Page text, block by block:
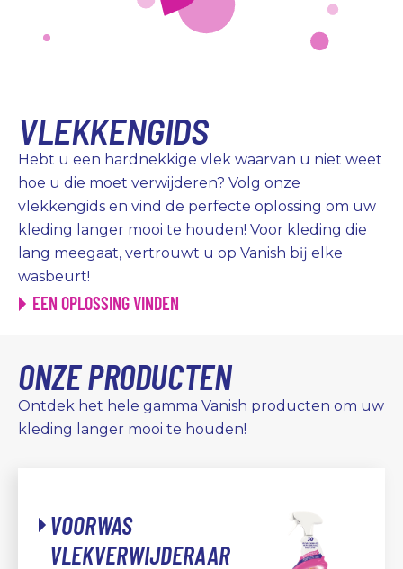
VLEKKENGIDS
Hebt u een hardnekkige vlek waarvan u niet weet
hoe u die moet verwijderen? Volg onze
vlekkengids en vind de perfecte oplossing om uw
kleding langer mooi te houden! Voor kleding die
lang meegaat, vertrouwt u op Vanish bĳ elke
wasbeurt!
EEN OPLOSSING VINDEN
ONZE PRODUCTEN
Ontdek het hele gamma Vanish producten om uw
kleding langer mooi te houden!
VOORWAS
VLEKVERWIJDERAAR